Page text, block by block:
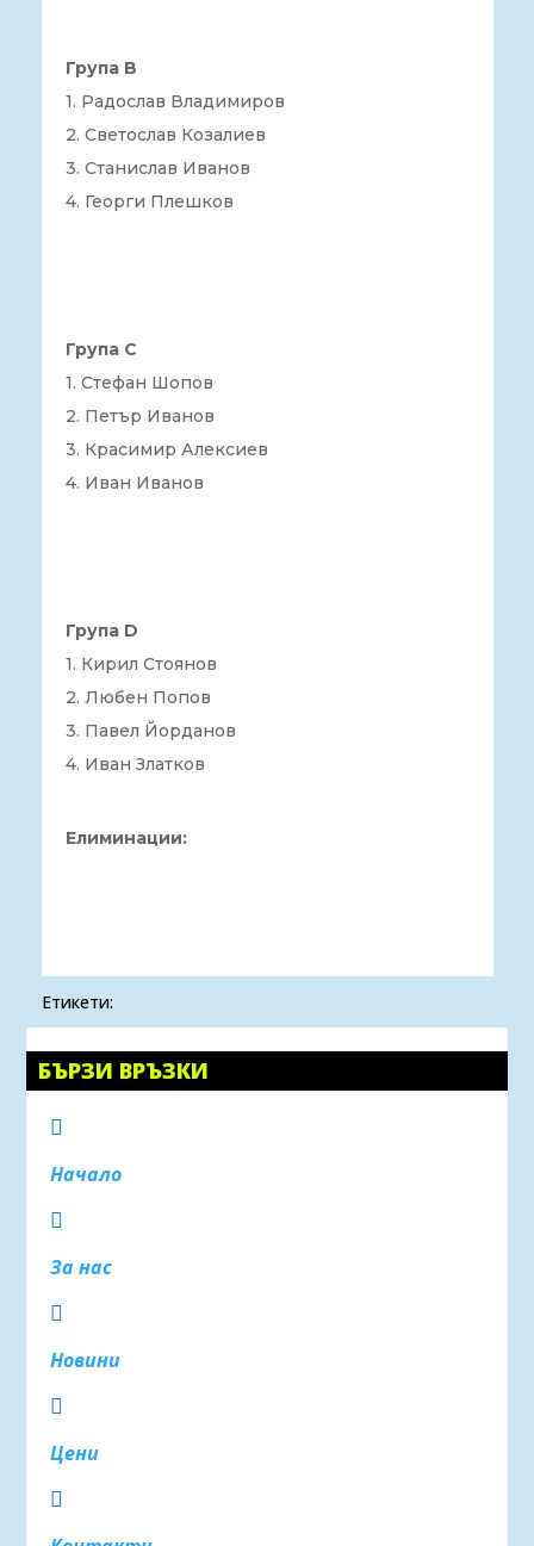
Група B
1. Радослав Владимиров
2. Светослав Козалиев
3. Станислав Иванов
4. Георги Плешков
Група C
1. Стефан Шопов
2. Петър Иванов
3. Красимир Алексиев
4. Иван Иванов
Група D
1. Кирил Стоянов
2. Любен Попов
3. Павел Йорданов
4. Иван Златков
Елиминации:
Етикети:
БЪРЗИ ВРЪЗКИ

Начало

За нас

Новини

Цени
